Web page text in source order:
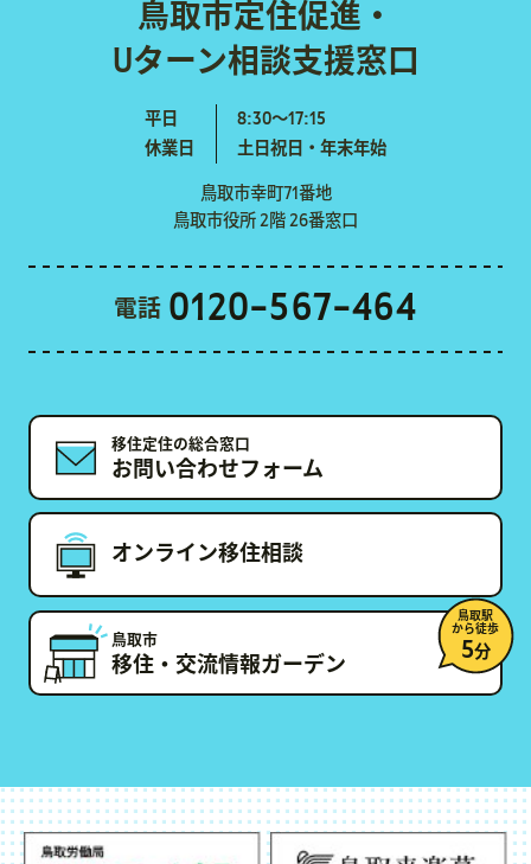
鳥取市定住促進・
Uターン相談支援窓口
平日
8:30〜17:15
休業日
土日祝日・年末年始
鳥取市幸町71番地
鳥取市役所 2階 26番窓口
電話 0120-567-464
移住定住の総合窓口
お問い合わせフォーム
オンライン移住相談
鳥取市
移住・交流情報ガーデン
鳥取駅
から徒歩
5分